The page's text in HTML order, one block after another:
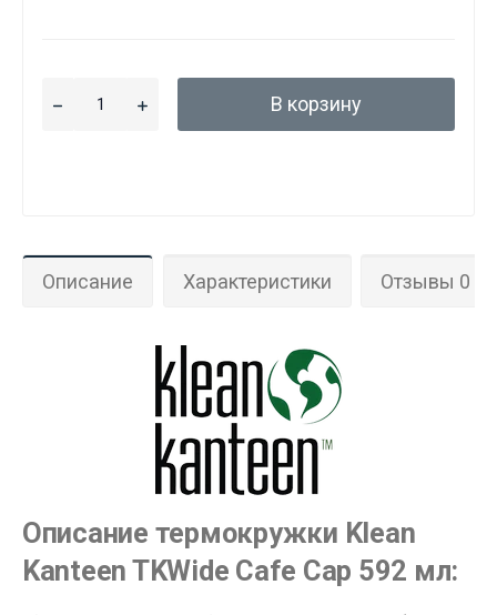
В корзину
Описание Характеристики Отзывы 0
Описание термокружки Klean
Kanteen TKWide Cafe Cap 592 мл: